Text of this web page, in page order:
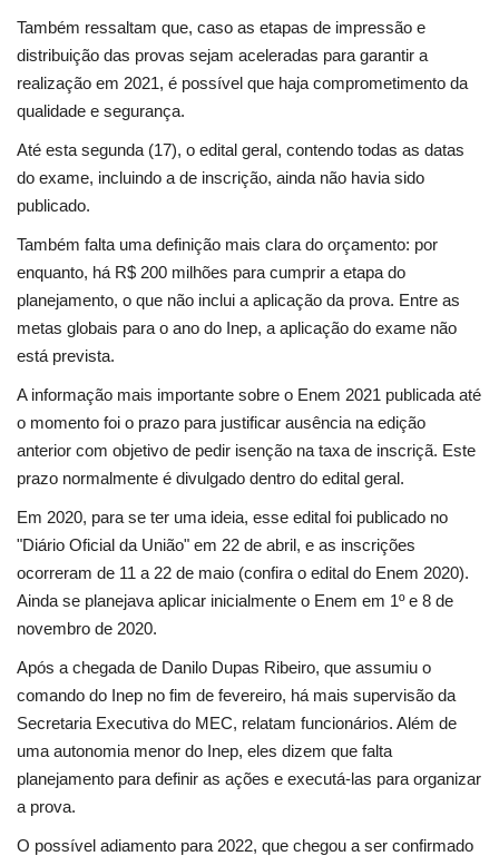
Também ressaltam que, caso as etapas de impressão e
distribuição das provas sejam aceleradas para garantir a
realização em 2021, é possível que haja comprometimento da
qualidade e segurança.
Até esta segunda (17), o edital geral, contendo todas as datas
do exame, incluindo a de inscrição, ainda não havia sido
publicado.
Também falta uma definição mais clara do orçamento: por
enquanto, há R$ 200 milhões para cumprir a etapa do
planejamento, o que não inclui a aplicação da prova. Entre as
metas globais para o ano do Inep, a aplicação do exame não
está prevista.
A informação mais importante sobre o Enem 2021 publicada até
o momento foi o prazo para justificar ausência na edição
anterior com objetivo de pedir isenção na taxa de inscriçã. Este
prazo normalmente é divulgado dentro do edital geral.
Em 2020, para se ter uma ideia, esse edital foi publicado no
"Diário Oficial da União" em 22 de abril , e as inscrições
ocorreram de 11 a 22 de maio (confira o edital do Enem 2020).
Ainda se planejava aplicar inicialmente o Enem em 1º e 8 de
novembro de 2020.
Após a chegada de Danilo Dupas Ribeiro, que assumiu o
comando do Inep no fim de fevereiro, há mais supervisão da
Secretaria Executiva do MEC, relatam funcionários. Além de
uma autonomia menor do Inep, eles dizem que falta
planejamento para definir as ações e executá-las para organizar
a prova.
O possível adiamento para 2022, que chegou a ser confirmado